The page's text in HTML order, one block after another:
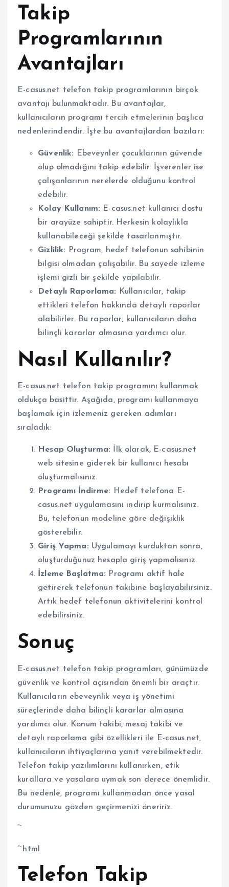
Takip
Programlarının
Avantajları
E-casus.net telefon takip programlarının birçok
avantajı bulunmaktadır. Bu avantajlar,
kullanıcıların programı tercih etmelerinin başlıca
nedenlerindendir. İşte bu avantajlardan bazıları:
Güvenlik: Ebeveynler çocuklarının güvende
olup olmadığını takip edebilir. İşverenler ise
çalışanlarının nerelerde olduğunu kontrol
edebilir.
Kolay Kullanım: E-casus.net kullanıcı dostu
bir arayüze sahiptir. Herkesin kolaylıkla
kullanabileceği şekilde tasarlanmıştır.
Gizlilik: Program, hedef telefonun sahibinin
bilgisi olmadan çalışabilir. Bu sayede izleme
işlemi gizli bir şekilde yapılabilir.
Detaylı Raporlama:
Kullanıcılar, takip
ettikleri telefon hakkında detaylı raporlar
alabilirler. Bu raporlar, kullanıcıların daha
bilinçli kararlar almasına yardımcı olur.
Nasıl Kullanılır?
E-casus.net telefon takip programını kullanmak
oldukça basittir. Aşağıda, programı kullanmaya
başlamak için izlemeniz gereken adımları
sıraladık:
Hesap Oluşturma: İlk olarak, E-casus.net
web sitesine giderek bir kullanıcı hesabı
oluşturmalısınız.
Programı İndirme: Hedef telefona E-
casus.net uygulamasını indirip kurmalısınız.
Bu, telefonun modeline göre değişiklik
gösterebilir.
Giriş Yapma: Uygulamayı kurduktan sonra,
oluşturduğunuz hesapla giriş yapmalısınız.
İzleme Başlatma: Programı aktif hale
getirerek telefonun takibine başlayabilirsiniz.
Artık hedef telefonun aktivitelerini kontrol
edebilirsiniz.
Sonuç
E-casus.net telefon takip programları, günümüzde
güvenlik ve kontrol açısından önemli bir araçtır.
Kullanıcıların ebeveynlik veya iş yönetimi
süreçlerinde daha bilinçli kararlar almasına
yardımcı olur. Konum takibi, mesaj takibi ve
detaylı raporlama gibi özellikleri ile E-casus.net,
kullanıcıların ihtiyaçlarına yanıt verebilmektedir.
Telefon takip yazılımlarını kullanırken, etik
kurallara ve yasalara uymak son derece önemlidir.
Bu nedenle, programı kullanmadan önce yasal
durumunuzu gözden geçirmenizi öneririz.
“`
“`html
Telefon Takip